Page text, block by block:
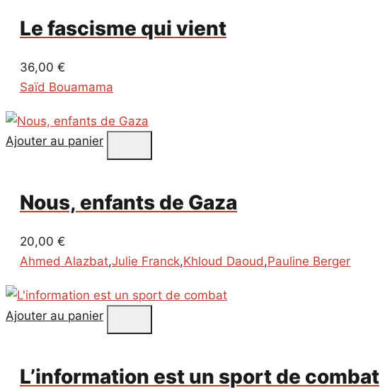
Le fascisme qui vient
36,00 €
Saïd Bouamama
Ajouter au panier
Nous, enfants de Gaza
20,00 €
Ahmed Alazbat,Julie Franck,Khloud Daoud,Pauline Berger
Ajouter au panier
L’information est un sport de combat